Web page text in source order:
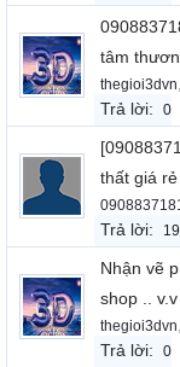
tâm
thegioi3dvn
Trả lời: 0
thất giá
Trả lời:
Nhận vẽ
shop .. v.v
thegioi3dvn
Trả lời: 0